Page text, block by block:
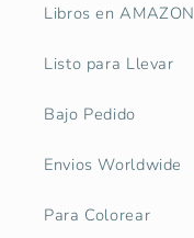
Libros en AMAZON
Listo para Llevar
Bajo Pedido
Envios Worldwide
Para Colorear